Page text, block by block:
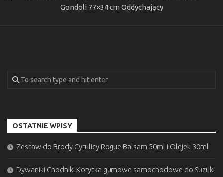
Gondoli 77×34 cm Oddychający
OSTATNIE WPISY
Zestaw do Brody Cyrulicy Rogue Balsam 50ml i Olejek 30ml
Dywaniki Chodniki Korytka gumowe samochodowe do Suzuki